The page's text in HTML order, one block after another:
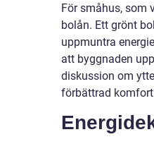
För småhus, som
bolån. Ett grönt
uppmuntra
att byggnaden
diskussion om
förbättrad